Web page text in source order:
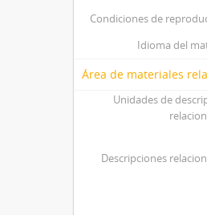
Condiciones de
Idioma del
Área de materiales
Unidades de
Descripciones